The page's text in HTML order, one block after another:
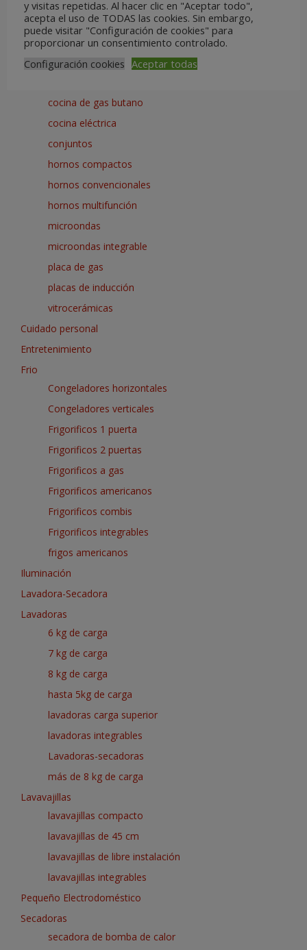
Cocción
campana convencional
campana decorativa
cocina de gas butano
cocina eléctrica
conjuntos
hornos compactos
hornos convencionales
hornos multifunción
microondas
microondas integrable
placa de gas
placas de inducción
vitrocerámicas
Cuidado personal
Entretenimiento
Frio
Congeladores horizontales
Congeladores verticales
Frigorificos 1 puerta
Frigorificos 2 puertas
Frigorificos a gas
Frigorificos americanos
Frigorificos combis
Frigorificos integrables
frigos americanos
Iluminación
Lavadora-Secadora
Lavadoras
6 kg de carga
7 kg de carga
8 kg de carga
hasta 5kg de carga
lavadoras carga superior
lavadoras integrables
Lavadoras-secadoras
más de 8 kg de carga
Lavavajillas
lavavajillas compacto
lavavajillas de 45 cm
lavavajillas de libre instalación
lavavajillas integrables
Pequeño Electrodoméstico
Secadoras
secadora de bomba de calor
y visitas repetidas. Al hacer clic en "Aceptar todo",
acepta el uso de TODAS las cookies. Sin embargo,
puede visitar "Configuración de cookies" para
proporcionar un consentimiento controlado.
Configuración cookies Aceptar todas